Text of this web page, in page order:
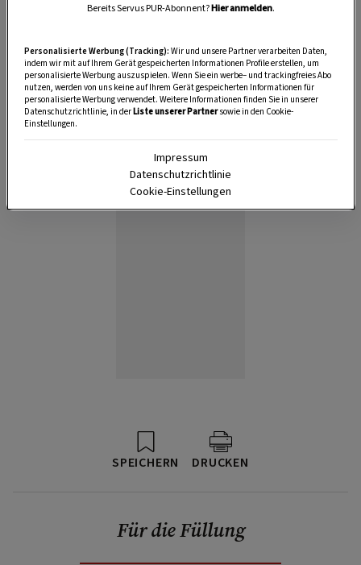
Anzeige
SPEICHERN DRUCKEN
Für die Füllung
Bereits Servus PUR-Abonnent?Hier anmelden.
Personalisierte Werbung (Tracking): Wir und unsere Partner verarbeiten Daten,
indem wir mit auf Ihrem Gerät gespeicherten Informationen Profile erstellen, um
personalisierte Werbung auszuspielen. Wenn Sie ein werbe– und trackingfreies Abo
nutzen, werden von uns keine auf Ihrem Gerät gespeicherten Informationen für
personalisierte Werbung verwendet. Weitere Informationen finden Sie in unserer
Datenschutzrichtlinie, in derListe unserer Partnersowie in den Cookie-
Einstellungen.
Impressum
Datenschutzrichtlinie
Cookie-Einstellungen